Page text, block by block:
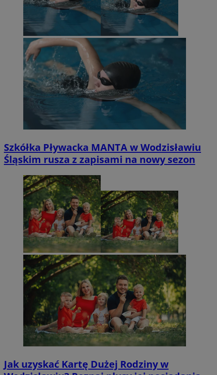
Szkółka Pływacka MANTA w Wodzisławiu
Śląskim rusza z zapisami na nowy sezon
Jak uzyskać Kartę Dużej Rodziny w